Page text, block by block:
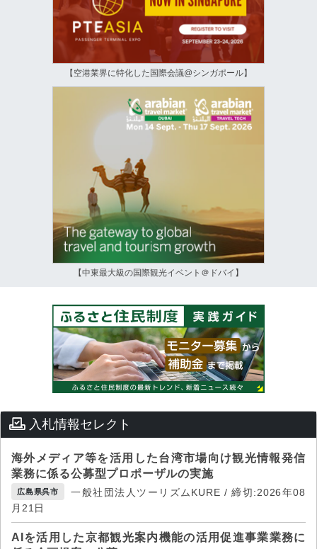
【空港業界に特化した国際会議@シンガポール】
【中東最大級の国際観光イベント＠ドバイ】
入札情報セレクト
海外メディア等を活用した台湾市場向け観光情報発信
業務に係る公募型プロポーザルの実施
広島県呉市
一般社団法人ツーリズムKURE / 締切:2026年08
月21日
AIを活用した京都観光案内機能の活用促進事業業務に